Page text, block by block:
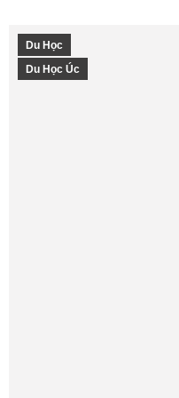
Du Học
Du Học Úc